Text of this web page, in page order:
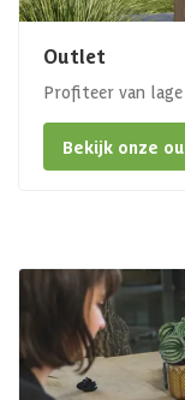
Outlet
Profiteer van
Bekijk onze